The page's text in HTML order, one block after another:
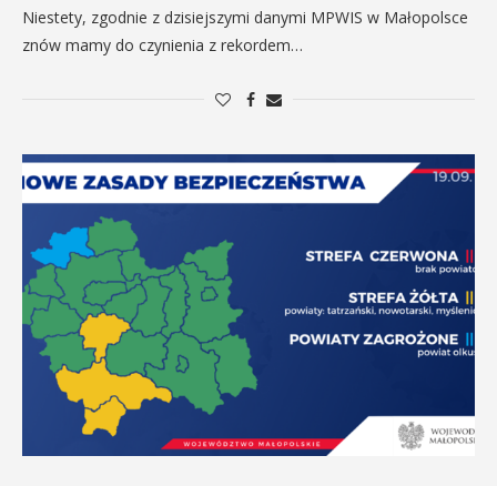
Niestety, zgodnie z dzisiejszymi danymi MPWIS w Małopolsce
znów mamy do czynienia z rekordem…